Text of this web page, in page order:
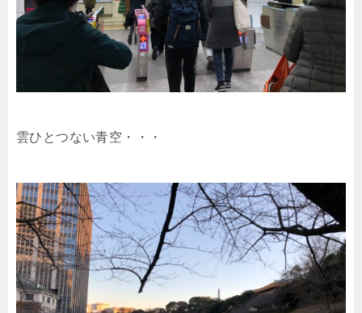
雲ひとつない青空・・・